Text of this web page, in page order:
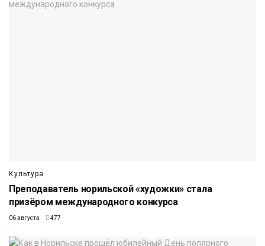
Культура
Преподаватель норильской «художки» стала
призёром международного конкурса
06 августа 477